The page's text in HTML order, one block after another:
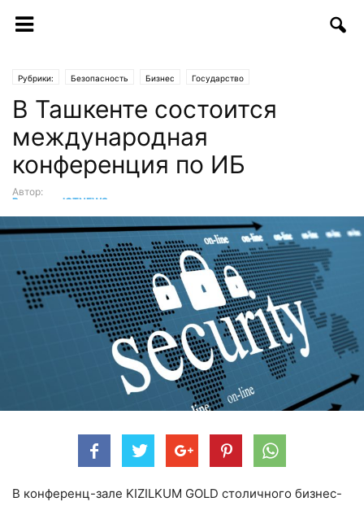
Рубрики: Безопасность Бизнес Государство
В Ташкенте состоится
международная
конференция по ИБ
Автор:
Редакция ICTNEWS
В конференц-зале KIZILKUM GOLD столичного бизнес-